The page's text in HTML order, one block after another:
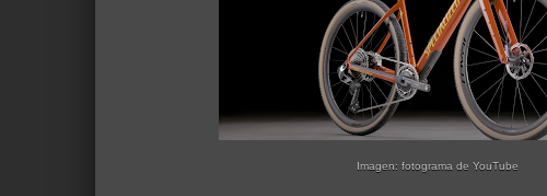
Imagen: fotograma de YouTube